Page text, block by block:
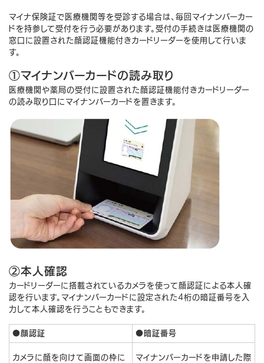
マイナ保険証で医療機関等を受診する場合は、毎回マイナンバーカー
ドを持参して受付を行う必要があります。受付の手続きは医療機関の
窓口に設置された顔認証機能付きカードリーダーを使用して行いま
す。
①マイナンバーカードの読み取り
医療機関や薬局の受付に設置された顔認証機能付きカードリーダー
の読み取り口にマイナンバーカードを置きます。
②本人確認
カードリーダーに搭載されているカメラを使って顔認証による本人確
認を行います。マイナンバーカードに設定された4桁の暗証番号を入
力して本人確認を行うこともできます。
●顔認証 ●暗証番号
カメラに顔を向けて画面の枠に
マイナンバーカードを申請した際